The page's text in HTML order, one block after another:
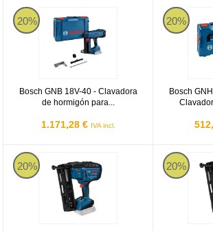
20%
Bosch GNB 18V-40 - Clavadora
de hormigón para...
1.171,28 € IVA incl.
Bosch GNB 18V-40 - Clavadora de hormigón
20%
Bosch
Bosch
20%
Bosch GNH 18V-64-2 - Clavadora para
20%
Bosch